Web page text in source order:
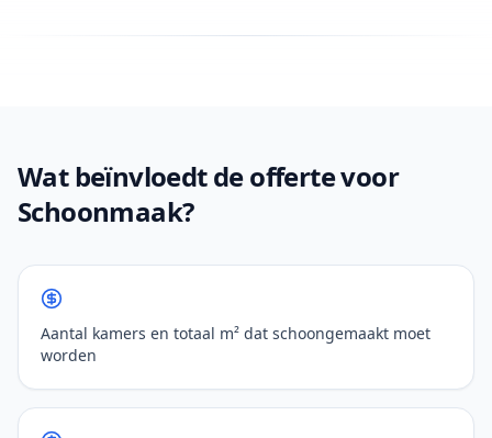
Wat beïnvloedt de offerte voor
Schoonmaak?
Aantal kamers en totaal m² dat schoongemaakt moet
worden